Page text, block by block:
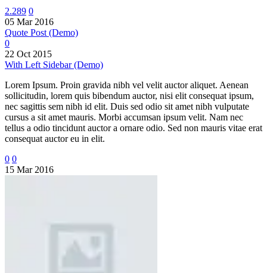
2.289 0
05 Mar 2016
Quote Post (Demo)
0
22 Oct 2015
With Left Sidebar (Demo)
Lorem Ipsum. Proin gravida nibh vel velit auctor aliquet. Aenean
sollicitudin, lorem quis bibendum auctor, nisi elit consequat ipsum,
nec sagittis sem nibh id elit. Duis sed odio sit amet nibh vulputate
cursus a sit amet mauris. Morbi accumsan ipsum velit. Nam nec
tellus a odio tincidunt auctor a ornare odio. Sed non mauris vitae erat
consequat auctor eu in elit.
0 0
15 Mar 2016